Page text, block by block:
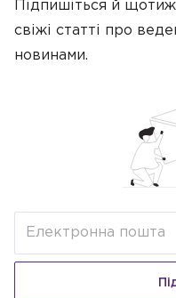
Підпишіться й
свіжі статті про
новинами.